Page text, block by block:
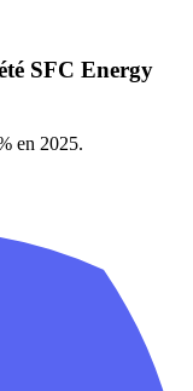
SFC Energy
en 2025.